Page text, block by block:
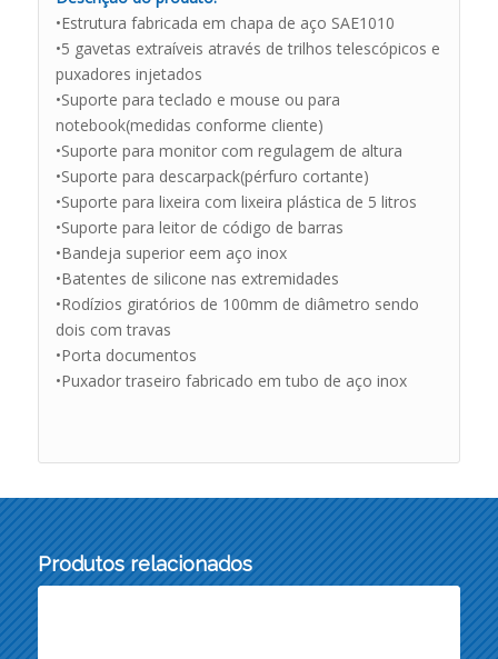
•Estrutura fabricada em chapa de aço SAE1010
•5 gavetas extraíveis através de trilhos telescópicos e
puxadores injetados
•Suporte para teclado e mouse ou para
notebook(medidas conforme cliente)
•Suporte para monitor com regulagem de altura
•Suporte para descarpack(pérfuro cortante)
•Suporte para lixeira com lixeira plástica de 5 litros
•Suporte para leitor de código de barras
•Bandeja superior eem aço inox
•Batentes de silicone nas extremidades
•Rodízios giratórios de 100mm de diâmetro sendo
dois com travas
•Porta documentos
•Puxador traseiro fabricado em tubo de aço inox
Produtos relacionados